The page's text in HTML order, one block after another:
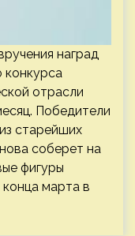
наград
конкурса
отрасли
Победители
старейших
соберет на
фигуры
марта в